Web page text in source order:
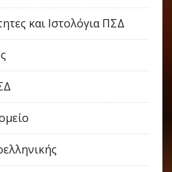
και Ιστολόγια ΠΣΔ